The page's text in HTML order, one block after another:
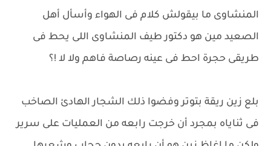
المنشاوى ما بيقولش كلام فى الهواء وأسأل أهل
الصعيد مين هو دكتور طيف المنشاوى اللى يحط فى
طريقى حجرة احط فى عينه رصاصة فاهم ولا لا !؟
بلع زين ريقة بتوتر وفضوا ذلك الشجار الهادئ الصاخب
فى ثناياه بمجرد أن خرجت رابعه من العمليات على سرير